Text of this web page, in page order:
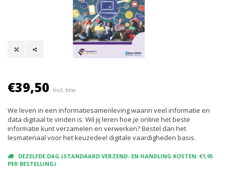
€39,50 Incl. btw
We leven in een informatiesamenleving waarin veel informatie en
data digitaal te vinden is. Wil jij leren hoe je online het beste
informatie kunt verzamelen en verwerken? Bestel dan het
lesmateriaal voor het keuzedeel digitale vaardigheden basis.
DEZELFDE DAG (STANDAARD VERZEND- EN HANDLING KOSTEN: €1,95
PER BESTELLING)